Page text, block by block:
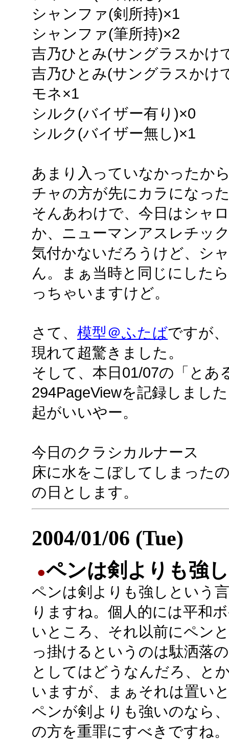
シャンファ(剣所持)×1
シャンファ(筆所持)×2
吉乃ひとみ(サングラスかけ
吉乃ひとみ(サングラスかけ
モネ×1
シルク(バイザー有り)×0
シルク(バイザー無し)×1
あまり入っていなかったか
チャの方が先にカラになっ
そんあわけで、今日はシャ
か、ニューマンアスレチッ
気付かないだろうけど、シ
ん。まぁ当時と同じにした
っちゃいますけど。
さて、 模型＠ふたばですが
現れて超驚きました。
そして、本日01/07の「とあ
294PageViewを記録しまし
起がいいやー。
今日のクラシカルナース
床に水をこぼしてしまった
の日とします。
2004/01/06 (Tue)
●ペンは剣よりも強し
ペンは剣よりも強しという
りますね。個人的には平和
いところ、それ以前にペン
っ掛けるというのは駄洒落
としてはどうなんだろ、と
いますが、まぁそれは置い
ペンが剣よりも強いのなら
の方を重罪にすべきですね。